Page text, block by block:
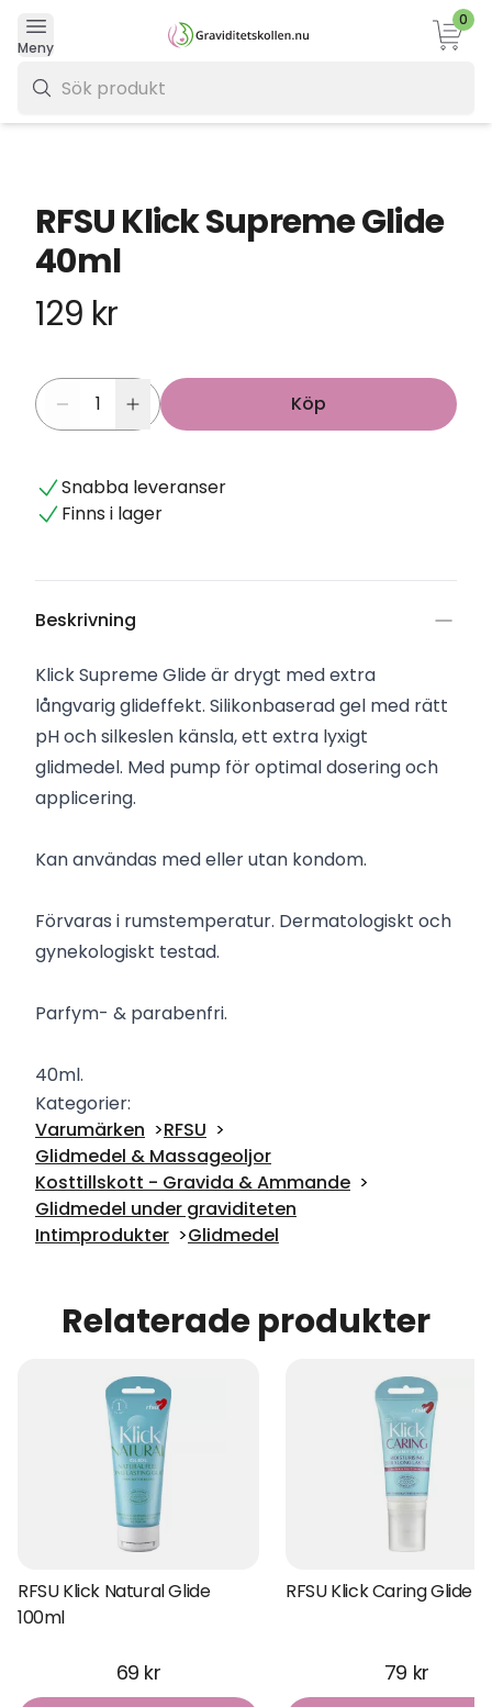
Meny
0
RFSU Klick Supreme Glide
40ml
129 kr
Köp
Snabba leveranser
Finns i lager
Beskrivning
Klick Supreme Glide är drygt med extra
långvarig glideffekt. Silikonbaserad gel med rätt
pH och silkeslen känsla, ett extra lyxigt
glidmedel. Med pump för optimal dosering och
applicering.
Kan användas med eller utan kondom.
Förvaras i rumstemperatur. Dermatologiskt och
gynekologiskt testad.
Parfym- & parabenfri.
40ml.
Kategorier:
Varumärken
RFSU
Glidmedel & Massageoljor
Kosttillskott - Gravida & Ammande
Glidmedel under graviditeten
Intimprodukter
Glidmedel
Relaterade produkter
RFSU Klick Natural Glide
100ml
69 kr
RFSU Klick Caring Glide
79 kr